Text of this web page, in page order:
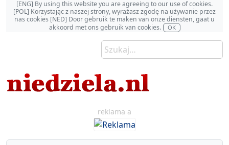
[ENG] By using this website you are agreeing to our use of cookies.
[POL] Korzystając z naszej strony, wyrażasz zgodę na używanie przez
nas cookies [NED] Door gebruik te maken van onze diensten, gaat u
akkoord met ons gebruik van cookies.
OK
reklama a